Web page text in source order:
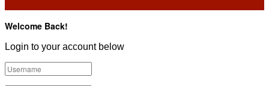
Welcome Back!
Login to your account below